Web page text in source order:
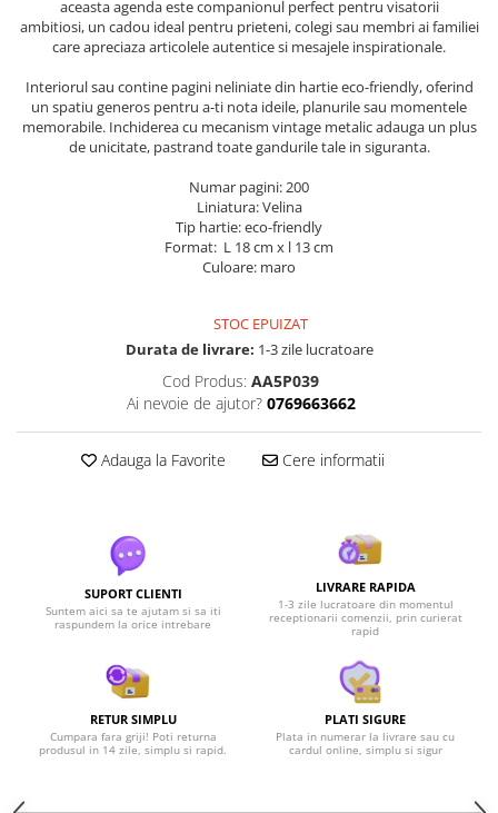
aceasta agenda este companionul perfect pentru visatorii
ambitiosi, un cadou ideal pentru prieteni, colegi sau membri ai familiei
care apreciaza articolele autentice si mesajele inspirationale.
Interiorul sau contine pagini neliniate din hartie eco-friendly, oferind
un spatiu generos pentru a-ti nota ideile, planurile sau momentele
memorabile. Inchiderea cu mecanism vintage metalic adauga un plus
de unicitate, pastrand toate gandurile tale in siguranta.
Numar pagini: 200
Liniatura: Velina
Tip hartie: eco-friendly
Format: L 18 cm x l 13 cm
Culoare: maro
STOC EPUIZAT
Durata de livrare: 1-3 zile lucratoare
Cod Produs: AA5P039
Ai nevoie de ajutor? 0769663662
Adauga la Favorite Cere informatii
SUPORT CLIENTI
Suntem aici sa te ajutam si sa iti
raspundem la orice intrebare
LIVRARE RAPIDA
1-3 zile lucratoare din momentul
receptionarii comenzii, prin curierat
rapid
RETUR SIMPLU
Cumpara fara griji! Poti returna
produsul in 14 zile, simplu si rapid.
PLATI SIGURE
Plata in numerar la livrare sau cu
cardul online, simplu si sigur